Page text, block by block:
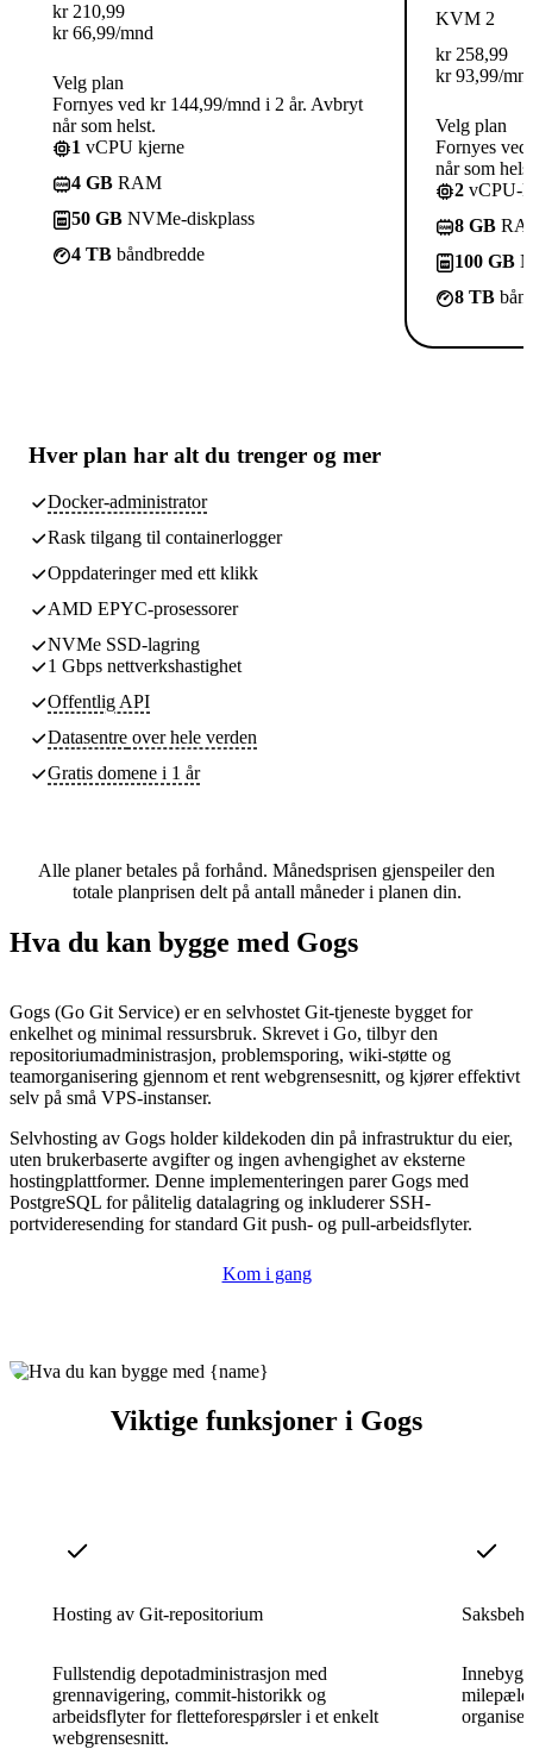
kr 210,99
kr 66,99/mnd
Velg plan
Fornyes ved kr 144,99/mnd i 2 år. Avbryt
når som helst.
1 vCPU kjerne
4 GB RAM
50 GB NVMe-diskplass
4 TB båndbredde
KVM 2
kr 258,99
kr 93,99/
Velg plan
Fornyes
når som
2 vCPU-
8 GB
100 GB
8 TB
Hver plan har alt du trenger og mer
Docker-administrator
Rask tilgang til containerlogger
Oppdateringer med ett klikk
AMD EPYC-prosessorer
NVMe SSD-lagring
1 Gbps nettverkshastighet
Offentlig API
Datasentre over hele verden
Gratis domene i 1 år
Alle planer betales på forhånd. Månedsprisen gjenspeiler den
totale planprisen delt på antall måneder i planen din.
Hva du kan bygge med Gogs
Gogs (Go Git Service) er en selvhostet Git-tjeneste bygget for
enkelhet og minimal ressursbruk. Skrevet i Go, tilbyr den
repositoriumadministrasjon, problemsporing, wiki-støtte og
teamorganisering gjennom et rent webgrensesnitt, og kjører effektivt
selv på små VPS-instanser.
Selvhosting av Gogs holder kildekoden din på infrastruktur du eier,
uten brukerbaserte avgifter og ingen avhengighet av eksterne
hostingplattformer. Denne implementeringen parer Gogs med
PostgreSQL for pålitelig datalagring og inkluderer SSH-
portvideresending for standard Git push- og pull-arbeidsflyter.
Kom i gang
Viktige funksjoner i Gogs
Hosting av Git-repositorium
Fullstendig depotadministrasjon med
grennavigering, commit-historikk og
arbeidsflyter for fletteforespørsler i et enkelt
webgrensesnitt.